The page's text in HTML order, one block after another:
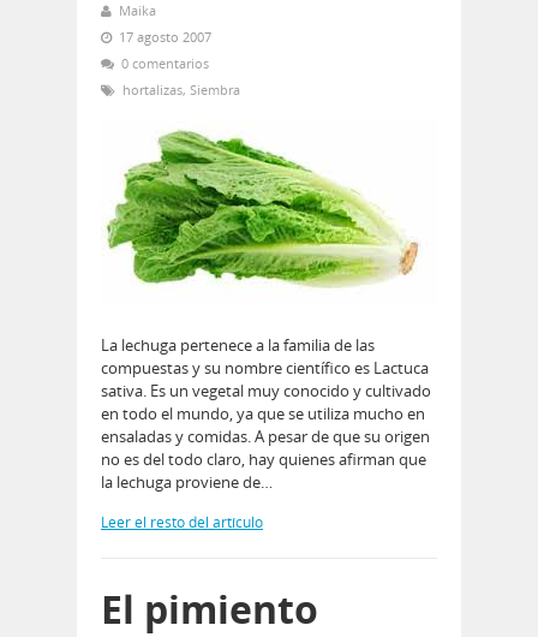
Maika
17 agosto 2007
0 comentarios
hortalizas, Siembra
La lechuga pertenece a la familia de las
compuestas y su nombre científico es Lactuca
sativa. Es un vegetal muy conocido y cultivado
en todo el mundo, ya que se utiliza mucho en
ensaladas y comidas. A pesar de que su origen
no es del todo claro, hay quienes afirman que
la lechuga proviene de…
Leer el resto del artículo
El pimiento